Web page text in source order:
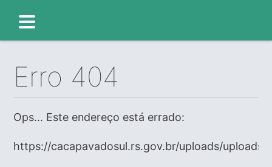
Erro 404
Ops... Este endereço está errado:
https://cacapavadosul.rs.gov.br/uploads/